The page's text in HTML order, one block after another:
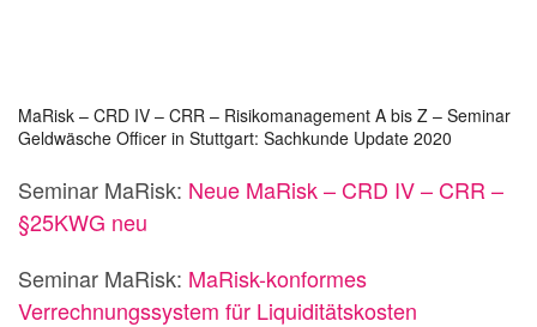
MaRisk – CRD IV – CRR – Risikomanagement A bis Z – Seminar
Geldwäsche Officer in Stuttgart: Sachkunde Update 2020
Seminar MaRisk: Neue MaRisk – CRD IV – CRR –
§25KWG neu
Seminar MaRisk: MaRisk-konformes
Verrechnungssystem für Liquiditätskosten